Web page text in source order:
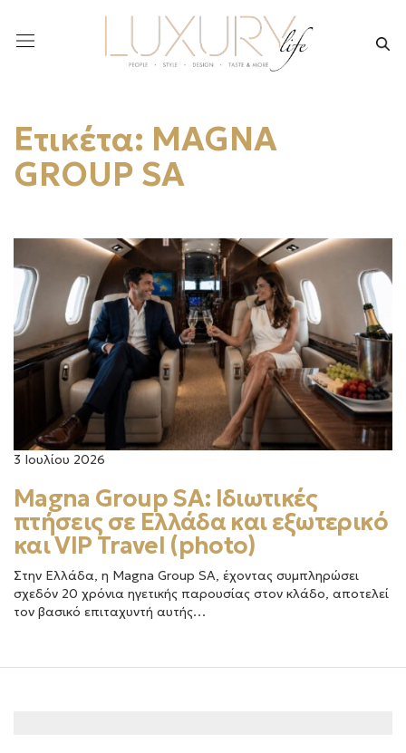
Ετικέτα: MAGNA
GROUP SA
3 Ιουλίου 2026
Magna Group SA: Ιδιωτικές
πτήσεις σε Ελλάδα και εξωτερικό
και VIP Travel (photo)
Στην Ελλάδα, η Magna Group SA, έχοντας συμπληρώσει
σχεδόν 20 χρόνια ηγετικής παρουσίας στον κλάδο, αποτελεί
τον βασικό επιταχυντή αυτής…